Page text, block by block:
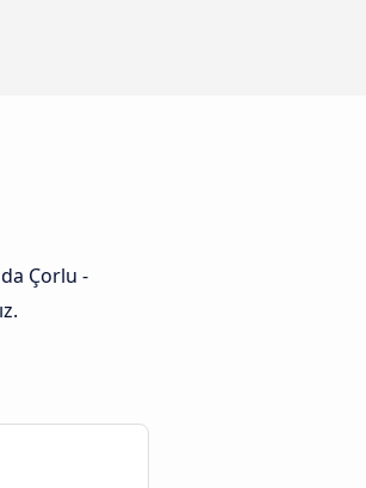
Çorlu -